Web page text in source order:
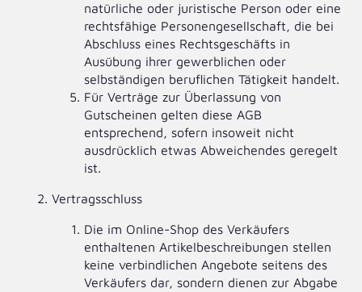
natürliche oder juristische Person oder eine
rechtsfähige Personengesellschaft, die bei
Abschluss eines Rechtsgeschäfts in
Ausübung ihrer gewerblichen oder
selbständigen beruflichen Tätigkeit handelt.
Für Verträge zur Überlassung von
Gutscheinen gelten diese AGB
entsprechend, sofern insoweit nicht
ausdrücklich etwas Abweichendes geregelt
ist.
Vertragsschluss
Die im Online-Shop des Verkäufers
enthaltenen Artikelbeschreibungen stellen
keine verbindlichen Angebote seitens des
Verkäufers dar, sondern dienen zur Abgabe